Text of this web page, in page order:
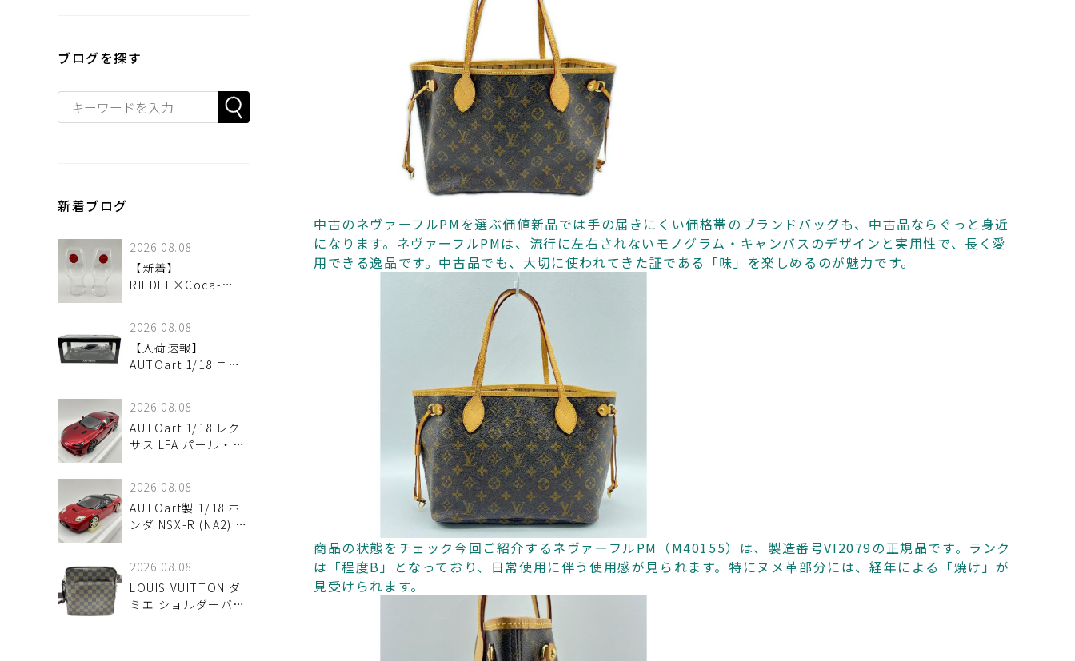
ブログを探す
新着ブログ
2026.08.08
【新着】
RIEDEL×Coca-
2026.08.08
【入荷速報】
AUTOart 1/18 ニス
2026.08.08
AUTOart 1/18 レク
サス LFA パール・レ
2026.08.08
AUTOart製 1/18 ホ
ンダ NSX-R (NA2) ニ
2026.08.08
LOUIS VUITTON ダ
ミエ ショルダーバッ
中古のネヴァーフルPMを選ぶ価値新品では手の届きにくい価格帯のブランドバッグも、中古品ならぐっと身近
になります。ネヴァーフルPMは、流行に左右されないモノグラム・キャンバスのデザインと実用性で、長く愛
用できる逸品です。中古品でも、大切に使われてきた証である「味」を楽しめるのが魅力です。
商品の状態をチェック今回ご紹介するネヴァーフルPM（M40155）は、製造番号VI2079の正規品です。ランク
は「程度B」となっており、日常使用に伴う使用感が見られます。特にヌメ革部分には、経年による「焼け」が
見受けられます。